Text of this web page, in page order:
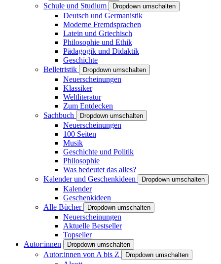
Schule und Studium Dropdown umschalten
Deutsch und Germanistik
Moderne Fremdsprachen
Latein und Griechisch
Philosophie und Ethik
Pädagogik und Didaktik
Geschichte
Belletristik
Dropdown umschalten
Neuerscheinungen
Klassiker
Weltliteratur
Zum Entdecken
Sachbuch
Dropdown umschalten
Neuerscheinungen
100 Seiten
Musik
Geschichte und Politik
Philosophie
Was bedeutet das alles?
Kalender und Geschenkideen
Dropdown umschalten
Kalender
Geschenkideen
Alle Bücher
Dropdown umschalten
Neuerscheinungen
Aktuelle Bestseller
Topseller
Autor:innen
Dropdown umschalten
Autor:innen von A bis Z Dropdown umschalten